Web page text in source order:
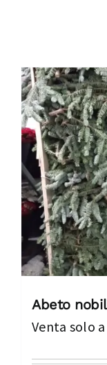
Abeto
Venta solo